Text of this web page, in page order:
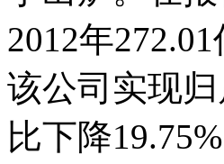
2012年
该公司实现
比下降